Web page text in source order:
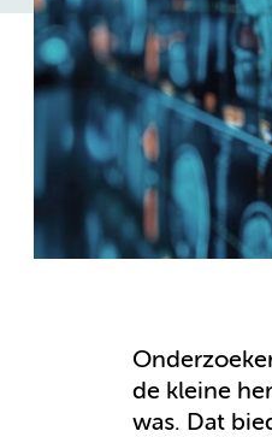
de kleine
was. Dat